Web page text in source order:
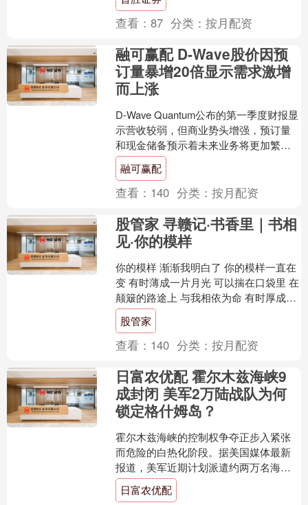
进入预定轨....
查看：87 分类：按月配资
融可赢配 D-Wave股价因预
订量暴增20倍显示需求激增
而上涨
D-Wave Quantum公布的第一季度财报显
示营收较弱，但商业势头增强，预订量
和现金储备预示着未来业务将更加繁
忙。 D-Wave Quantum股价在盘前交....
融可赢配
查看： 140 分类：按月配资
股管家 寻赣记·书香里｜书相
见·你的模样
你的模样 渐渐我明白了 你的模样一直在
变 有时薄成一片月光 可以揣在口袋里 在
颠簸的路途上 与我相依为命 有时厚成一
座城墙 让我靠着 抵挡世界的喧哗 有时你
是新....
股管家
查看： 140 分类：按月配资
日富农优配 霍尔木兹海峡9
成封闭 美军2万陆战队为何
锁定格什姆岛？
霍尔木兹海峡的控制权争夺正步入紧张
而危险的白热化阶段。据美国媒体最新
报道，美军近期计划派遣约两万名海军
陆战队对伊朗控制下的格什姆岛实施突
击登陆，这一行动被认为是....
日富农优配